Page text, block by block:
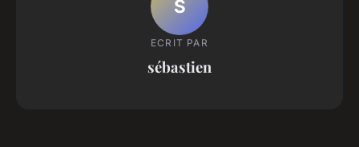
S
ECRIT PAR
sébastien